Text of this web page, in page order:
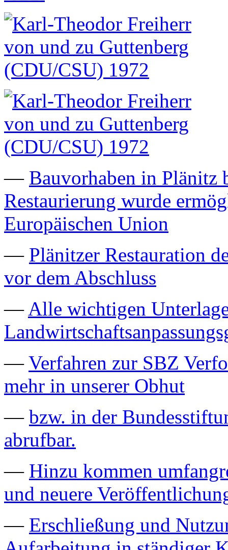
— Bauvorhaben in Plänitz
Restaurierung wurde
Europäischen Union
— Plänitzer Restauration
vor dem Abschluss
—Alle wichtigen
—Verfahren zur SBZ
mehr in unserer Obhut
— bzw. in der
abrufbar.
— Hinzu kommen
und neuere
— Erschließung und